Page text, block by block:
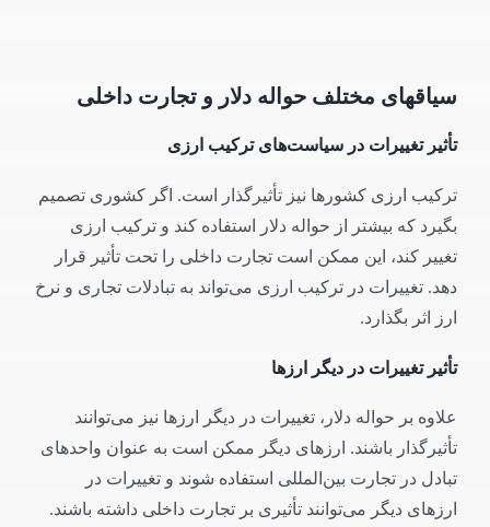
سیاقهای مختلف حواله دلار و تجارت داخلی
تأثیر تغییرات در سیاست‌های ترکیب ارزی
ترکیب ارزی کشورها نیز تأثیرگذار است. اگر کشوری تصمیم
بگیرد که بیشتر از حواله دلار استفاده کند و ترکیب ارزی
تغییر کند، این ممکن است تجارت داخلی را تحت تأثیر قرار
دهد. تغییرات در ترکیب ارزی می‌تواند به تبادلات تجاری و نرخ
ارز اثر بگذارد.
تأثیر تغییرات در دیگر ارزها
علاوه بر حواله دلار، تغییرات در دیگر ارزها نیز می‌توانند
تأثیرگذار باشند. ارزهای دیگر ممکن است به عنوان واحدهای
تبادل در تجارت بین‌المللی استفاده شوند و تغییرات در
ارزهای دیگر می‌توانند تأثیری بر تجارت داخلی داشته باشند.